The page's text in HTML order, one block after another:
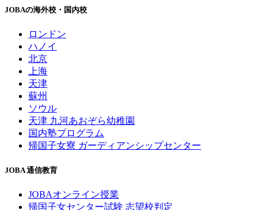
JOBAの海外校・国内校
ロンドン
ハノイ
北京
上海
天津
蘇州
ソウル
天津 九河あおぞら幼稚園
国内塾プログラム
帰国子女寮 ガーディアンシップセンター
JOBA 通信教育
JOBAオンライン授業
帰国子女センター試験 志望校判定